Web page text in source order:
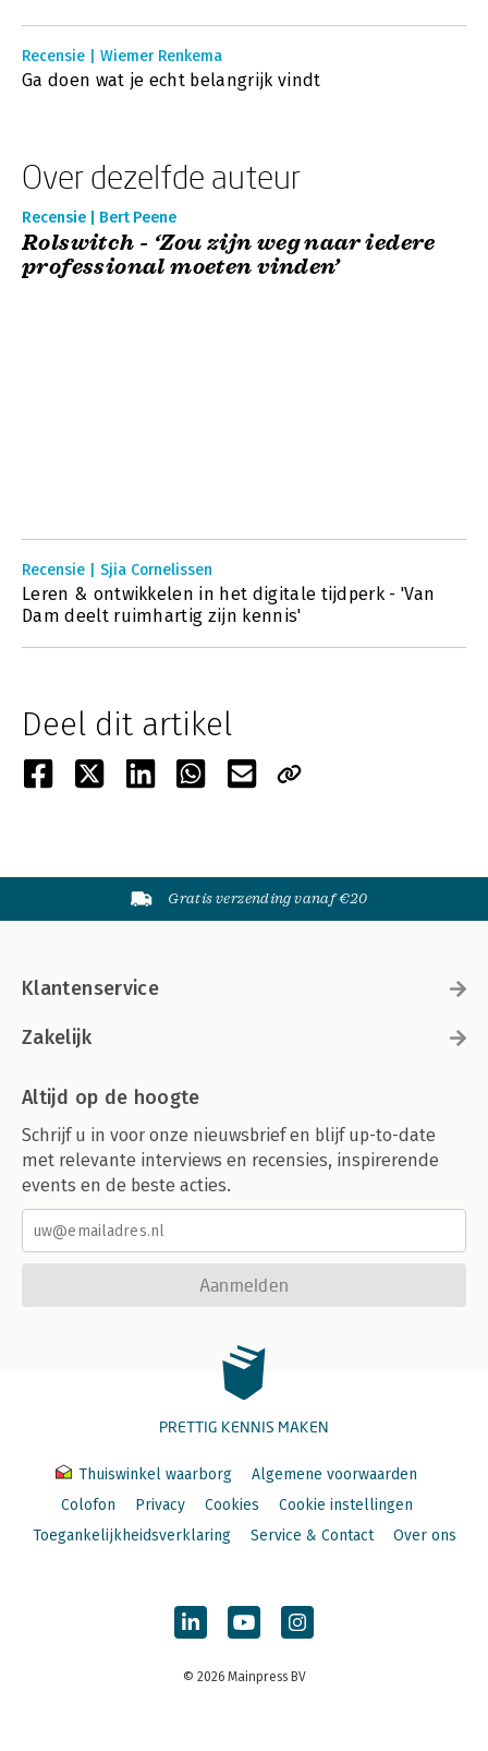
Recensie | Wiemer Renkema
Ga doen wat je echt belangrijk vindt
Over dezelfde auteur
Recensie | Bert Peene
Rolswitch - ‘Zou zijn weg naar iedere
professional moeten vinden’
Recensie | Sjia Cornelissen
Leren & ontwikkelen in het digitale tijdperk - 'Van
Dam deelt ruimhartig zijn kennis'
Deel dit artikel
Gratis verzending vanaf €20
Klantenservice
Zakelijk
Altijd op de hoogte
Schrijf u in voor onze nieuwsbrief en blijf up-to-date
met relevante interviews en recensies, inspirerende
events en de beste acties.
Aanmelden
PRETTIG KENNIS MAKEN
Thuiswinkel waarborg
Algemene voorwaarden
Colofon
Privacy Cookies
Cookie instellingen
Toegankelijkheidsverklaring
Service & Contact Over ons
© 2026 Mainpress BV